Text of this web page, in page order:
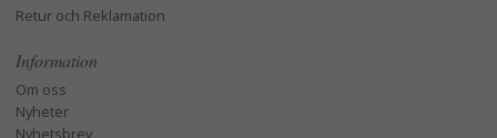
Retur och Reklamation
Information
Om oss
Nyheter
Nyhetsbrev